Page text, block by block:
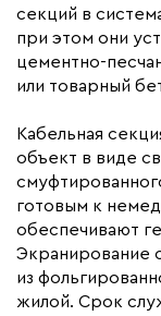
Срок службы(год)
Область
Коллекция
Бренд
Материал
Минимальный
секций в
при этом они
цементно-
или товарный
Кабельная
объект в виде
готовым к
обеспечивают
Экранирование
из
жилой. Срок